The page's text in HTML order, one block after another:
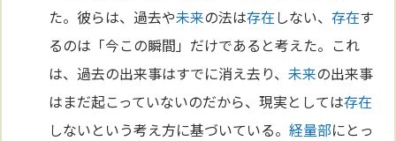
た。彼らは、過去や未来の法は存在しない、存在す
るのは「今この瞬間」だけであると考えた。これ
は、過去の出来事はすでに消え去り、未来の出来事
はまだ起こっていないのだから、現実としては存在
しないという考え方に基づいている。経量部にとっ